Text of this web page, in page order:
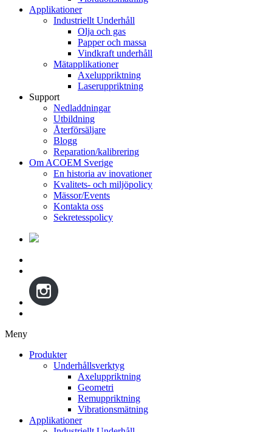
Applikationer
Industriellt Underhåll
Olja och gas
Papper och massa
Vindkraft underhåll
Mätapplikationer
Axeluppriktning
Laseruppriktning
Support
Nedladdningar
Utbildning
Återförsäljare
Blogg
Reparation/kalibrering
Om ACOEM Sverige
En historia av inovationer
Kvalitets- och miljöpolicy
Mässor/Events
Kontakta oss
Sekretesspolicy
Meny
Produkter
Underhållsverktyg
Axeluppriktning
Geometri
Remuppriktning
Vibrationsmätning
Applikationer